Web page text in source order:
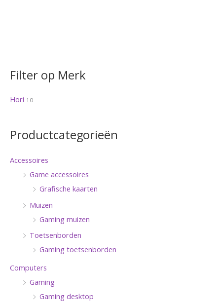
Filter op Merk
Hori 10
Productcategorieën
Accessoires
Game accessoires
Grafische kaarten
Muizen
Gaming muizen
Toetsenborden
Gaming toetsenborden
Computers
Gaming
Gaming desktop